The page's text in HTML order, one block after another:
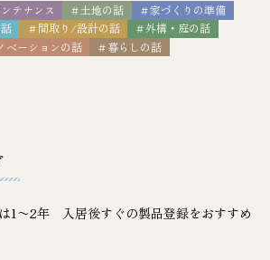
テナンス ＃土地の話
＃家づくりの準備
＃間取り/設計の話
＃外構・庭の話
ベーションの話
＃暮らしの話
1〜2年 入居後すぐの製品登録をおすすめ